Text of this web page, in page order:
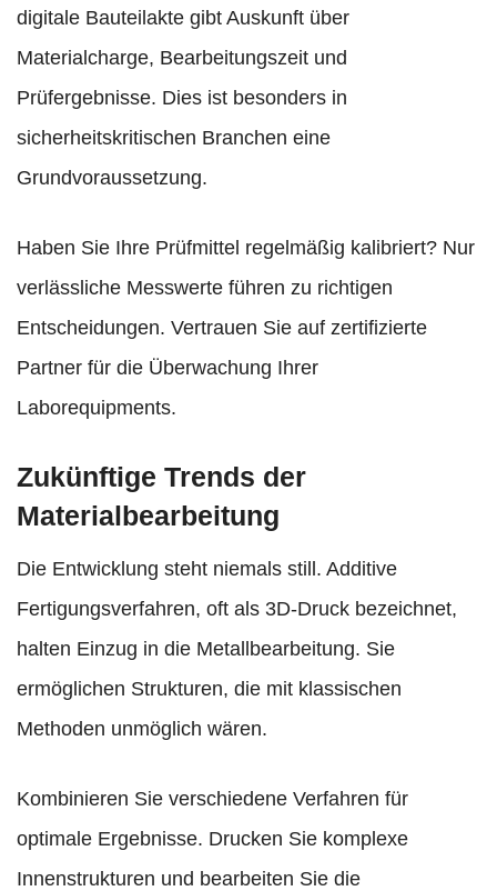
digitale Bauteilakte gibt Auskunft über
Materialcharge, Bearbeitungszeit und
Prüfergebnisse. Dies ist besonders in
sicherheitskritischen Branchen eine
Grundvoraussetzung.
Haben Sie Ihre Prüfmittel regelmäßig kalibriert? Nur
verlässliche Messwerte führen zu richtigen
Entscheidungen. Vertrauen Sie auf zertifizierte
Partner für die Überwachung Ihrer
Laborequipments.
Zukünftige Trends der
Materialbearbeitung
Die Entwicklung steht niemals still. Additive
Fertigungsverfahren, oft als 3D-Druck bezeichnet,
halten Einzug in die Metallbearbeitung. Sie
ermöglichen Strukturen, die mit klassischen
Methoden unmöglich wären.
Kombinieren Sie verschiedene Verfahren für
optimale Ergebnisse. Drucken Sie komplexe
Innenstrukturen und bearbeiten Sie die